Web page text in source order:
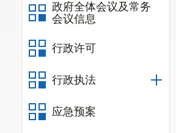
政府全体会议及常务
会议信息
行政许可
行政执法
应急预案